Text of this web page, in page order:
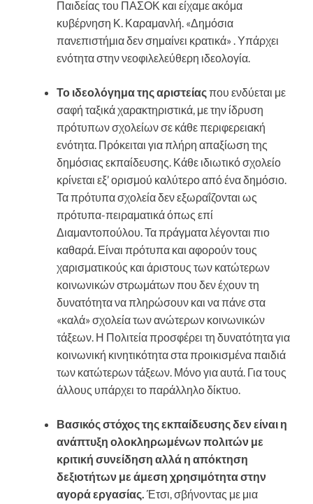
Παιδείας του ΠΑΣΟΚ και είχαμε ακόμα
κυβέρνηση Κ. Καραμανλή. «Δημόσια
πανεπιστήμια δεν σημαίνει κρατικά» . Υπάρχει
ενότητα στην νεοφιλελεύθερη ιδεολογία.
Το ιδεολόγημα της αριστείαςπου ενδύεται με
σαφή ταξικά χαρακτηριστικά, με την ίδρυση
πρότυπων σχολείων σε κάθε περιφερειακή
ενότητα. Πρόκειται για πλήρη απαξίωση της
δημόσιας εκπαίδευσης. Κάθε ιδιωτικό σχολείο
κρίνεται εξ’ ορισμού καλύτερο από ένα δημόσιο.
Τα πρότυπα σχολεία δεν εξωραΐζονται ως
πρότυπα-πειραματικά όπως επί
Διαμαντοπούλου. Τα πράγματα λέγονται πιο
καθαρά. Είναι πρότυπα και αφορούν τους
χαρισματικούς και άριστους των κατώτερων
κοινωνικών στρωμάτων που δεν έχουν τη
δυνατότητα να πληρώσουν και να πάνε στα
«καλά» σχολεία των ανώτερων κοινωνικών
τάξεων. Η Πολιτεία προσφέρει τη δυνατότητα για
κοινωνική κινητικότητα στα προικισμένα παιδιά
των κατώτερων τάξεων. Μόνο για αυτά. Για τους
άλλους υπάρχει το παράλληλο δίκτυο.
Βασικός στόχος της εκπαίδευσης δεν είναι η
ανάπτυξη ολοκληρωμένων πολιτών με
κριτική συνείδηση αλλά η απόκτηση
δεξιοτήτων με άμεση χρησιμότητα στην
αγορά εργασίας. Έτσι, σβήνοντας με μια